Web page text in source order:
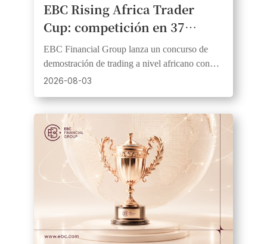
EBC Rising Africa Trader
Cup: competición en 37
países africanos con premios
en efectivo
EBC Financial Group lanza un concurso de
demostración de trading a nivel africano con
1.000 USD en premios, 20 ganadores y fondos
2026-08-03